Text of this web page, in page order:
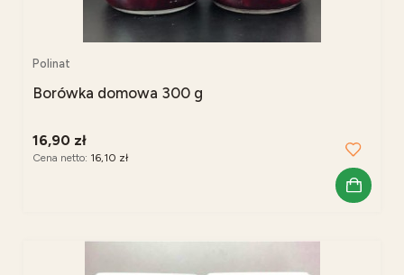
Borówka domowa 300 g
Polinat
16,90 zł
Cena netto: 16,10 zł